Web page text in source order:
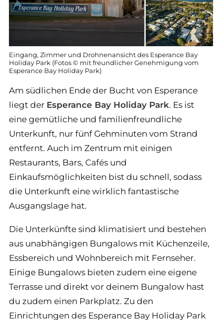
Eingang, Zimmer und Drohnenansicht des Esperance Bay
Holiday Park (Fotos © mit freundlicher Genehmigung vom
Esperance Bay Holiday Park)
Am südlichen Ende der Bucht von Esperance
liegt der Esperance Bay Holiday Park. Es ist
eine gemütliche und familienfreundliche
Unterkunft, nur fünf Gehminuten vom Strand
entfernt. Auch im Zentrum mit einigen
Restaurants, Bars, Cafés und
Einkaufsmöglichkeiten bist du schnell, sodass
die Unterkunft eine wirklich fantastische
Ausgangslage hat.
Die Unterkünfte sind klimatisiert und bestehen
aus unabhängigen Bungalows mit Küchenzeile,
Essbereich und Wohnbereich mit Fernseher.
Einige Bungalows bieten zudem eine eigene
Terrasse und direkt vor deinem Bungalow hast
du zudem einen Parkplatz. Zu den
Einrichtungen des Esperance Bay Holiday Park